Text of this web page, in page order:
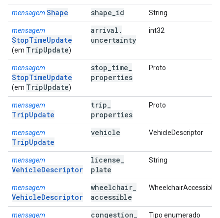
mensagem Shape shape id String
mensagem
StopTimeUpdate
(em TripUpdate)
arrival .
uncertainty
int32
mensagem
StopTimeUpdate
(em TripUpdate)
stop time
properties
Proto
mensagem
TripUpdate
trip
properties
Proto
mensagem
TripUpdate
vehicle VehicleDescriptor
mensagem
VehicleDescriptor
license
plate
String
mensagem
VehicleDescriptor
wheelchair
accessible
WheelchairAccessible
mensagem congestion Tipo enumerado